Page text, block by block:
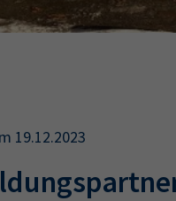
19.12.2023